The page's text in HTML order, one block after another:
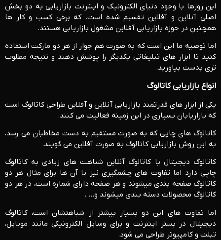
این روزها با وجود دنیای الکترونیک و اینترنت بازاریابی به دو بخش
اصلی آنلاین و آفلاین تقسیم شده است. که برخی کسب و کار ها
همچنین در حوزه بازاریابی آفلاین مشغول بازاریابی هستند.
اما توصیه ما این است که به صورت هم جوار از هر دو مارکت استفاده
کنید تا ابزار های تبلیغاتی یکدیگر را پوشش دهند و نتیجه مطلوب
تری بدست بیاورید.
انواع بازاریابی کاتالوگ
یکی از ابزار های قدرتمند بازاریابی آنلاین و آفلاین طراحی کاتالوگ است
که بازاریابان بسیاری در این زمینه فعالیت می کنند.
کاتالوگ های چاپی که به صورت مستقیم به دست مخاطبان می رسد،
به این روش بازاریابی کاتالوگ به صورت آفلاین می گویند.
کاتالوگ دیجیتال یا کاتالوگ آنلاین شباهت های زیادی به کاتالوگ
چاپی دارد اما تفاوت های چشمگیری نیز با آن ها برای مثال هر دو
کاتالوگ صفحه بندی میشوند و هر صفحه دارای شماره است، در هر دو
کاتالوگ محصولات دسته بندی میشوند و… .
اما تفاوت های این دو بسیار بیشتر از شباهتشان است، کاتالوگ
دیجیتال در بستر اینترنت و برای وسایل الکترونیکی مانند موبایل،
تبلت و کامپیوتر طراحی می شود.